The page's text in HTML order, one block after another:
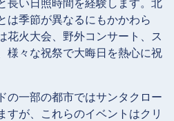
長い日照時間を経験します。北
は季節が異なるにもかかわら
花火大会、野外コンサート、ス
様々な祝祭で大晦日を熱心に祝
の一部の都市ではサンタクロー
すが、これらのイベントはクリ